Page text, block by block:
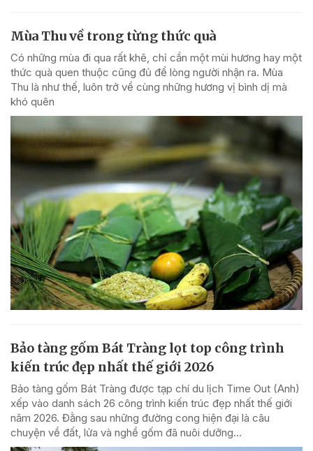
Mùa Thu về trong từng thức quà
Có những mùa đi qua rất khẽ, chỉ cần một mùi hương hay một
thức quà quen thuộc cũng đủ để lòng người nhận ra. Mùa
Thu là như thế, luôn trở về cùng những hương vị bình dị mà
khó quên
Bảo tàng gốm Bát Tràng lọt top công trình
kiến trúc đẹp nhất thế giới 2026
Bảo tàng gốm Bát Tràng được tạp chí du lịch Time Out (Anh)
xếp vào danh sách 26 công trình kiến trúc đẹp nhất thế giới
năm 2026. Đằng sau những đường cong hiện đại là câu
chuyện về đất, lửa và nghề gốm đã nuôi dưỡng...